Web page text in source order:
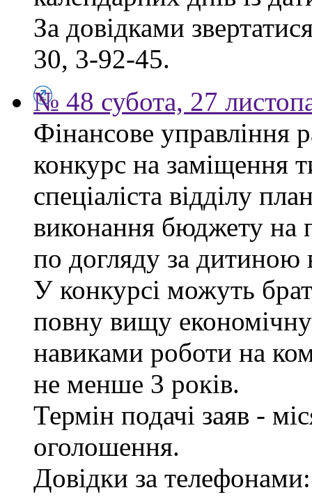
За довідками
30, 3-92-45.
№ 48 субота, 27
Фінансове управління
конкурс на заміщення
спеціаліста відділу
виконання бюджету на
по догляду за дитиною
У конкурсі можуть
повну вищу економічну
навиками роботи на
не менше 3 років.
Термін подачі заяв -
оголошення.
Довідки за